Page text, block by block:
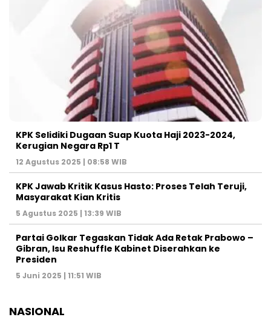
KPK Selidiki Dugaan Suap Kuota Haji 2023-2024,
Kerugian Negara Rp1 T
12 Agustus 2025 | 08:58 WIB
KPK Jawab Kritik Kasus Hasto: Proses Telah Teruji,
Masyarakat Kian Kritis
5 Agustus 2025 | 13:39 WIB
Partai Golkar Tegaskan Tidak Ada Retak Prabowo –
Gibran, Isu Reshuffle Kabinet Diserahkan ke
Presiden
5 Juni 2025 | 11:51 WIB
NASIONAL